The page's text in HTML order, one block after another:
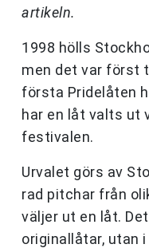
artikeln.
1998 hölls
men det var först
första Pridelåten
har en låt valts ut
festivalen.
Urvalet görs av
rad pitchar från
väljer ut en låt.
originallåtar, utan